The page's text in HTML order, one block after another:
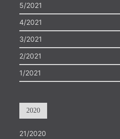
5/2021
4/2021
3/2021
2/2021
1/2021
2020
21/2020